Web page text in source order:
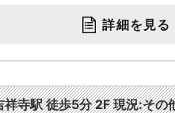
詳細を見る
祥寺駅 徒歩5分 2F 現況:そ